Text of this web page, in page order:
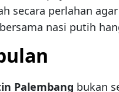
secara perlahan
nasi putih
Palembang bukan